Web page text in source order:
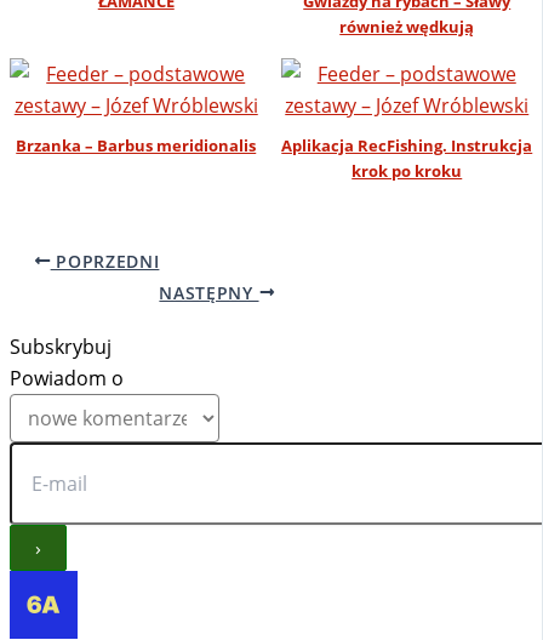
również wędkują
Brzanka – Barbus meridionalis
Aplikacja RecFishing. Instrukcja
krok po kroku
POPRZEDNI
NASTĘPNY
Subskrybuj
Powiadom o